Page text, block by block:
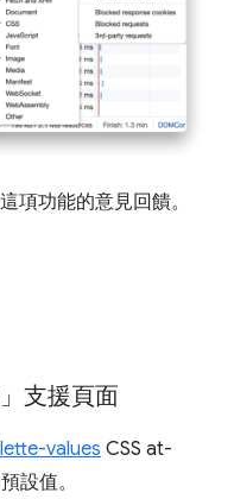
項功能的意見回饋。
」支援頁面
values CSS at-
設值。